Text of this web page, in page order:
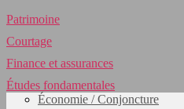
Patrimoine
Courtage
Finance et assurances
Études fondamentales
Économie / Conjoncture